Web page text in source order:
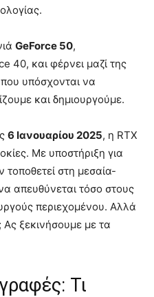
GeForce 50,
40, και φέρνει μαζί της
υπόσχονται να
και δημιουργούμε.
6 Ιανουαρίου 2025, η RTX
Με υποστήριξη για
τοποθετεί στη μεσαία-
απευθύνεται τόσο στους
περιεχομένου. Αλλά
ξεκινήσουμε με τα
Τι